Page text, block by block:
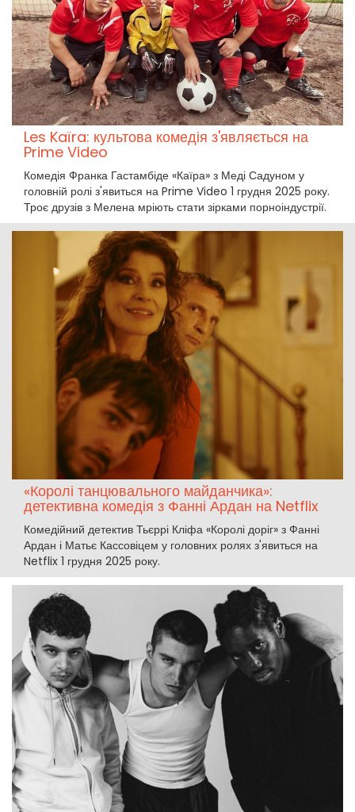
Les Kaïra: культова комедія з'являється на
Prime Video
Комедія Франка Гастамбіде «Каїра» з Меді Садуном у
головній ролі з'явиться на Prime Video 1 грудня 2025 року.
Троє друзів з Мелена мріють стати зірками порноіндустрії.
«Королі танцювального майданчика»:
детективна комедія з Фанні Ардан на Netflix
Комедійний детектив Тьєррі Кліфа «Королі доріг» з Фанні
Ардан і Матьє Кассовіцем у головних ролях з'явиться на
Netflix 1 грудня 2025 року.